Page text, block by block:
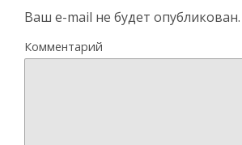
Ваш e-mail не будет опубликован.
Комментарий